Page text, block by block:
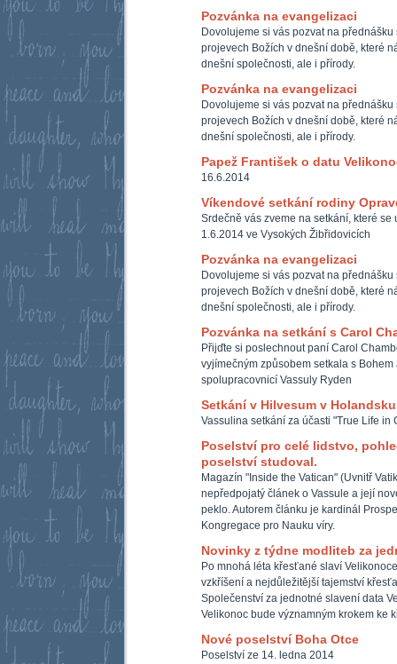
Pozvánka na evangelizaci
Dovolujeme si vás pozvat na
projevech Božích v dnešní době, které
dnešní společnosti, ale i přírody.
Pozvánka na evangelizaci
Dovolujeme si vás pozvat na
projevech Božích v dnešní době, které
dnešní společnosti, ale i přírody.
Papež František o datu
16.6.2014
Víkendové setkání rodiny
Srdečně vás zveme na setkání, které se
1.6.2014 ve Vysokých Žibřidovicích
Pozvánka na evangelizaci
Dovolujeme si vás pozvat na
projevech Božích v dnešní době, které
dnešní společnosti, ale i přírody.
Pozvánka na setkání s Carol
Přijďte si poslechnout paní Carol
vyjímečným způsobem setkala s
spolupracovnicí Vassuly Ryden
Setkání v Hilvesum v Holandsku
Vassulina setkání za účasti "True Life in
Poselství pro celé lidstvo,
poselství studoval.
Magazín "Inside the Vatican" (Uvnitř
nepředpojatý článek o Vassule a její
peklo. Autorem článku je kardinál
Kongregace pro Nauku víry.
Novinky z týdne modliteb za
Po mnohá léta křesťané slaví
vzkříšení a nejdůležitější tajemství
Společenství za jednotné slavení data
Velikonoc bude významným krokem ke
Nové poselství Boha Otce
Poselství ze 14. ledna 2014